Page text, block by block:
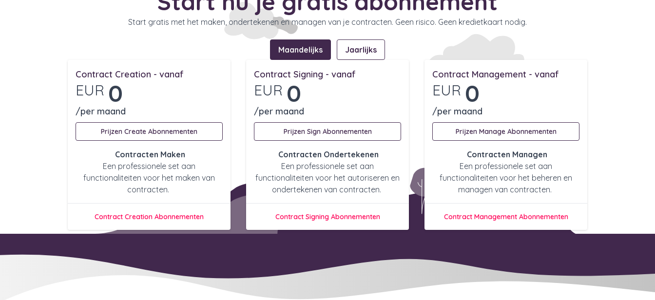
Start gratis met het maken, ondertekenen en managen van je contracten. Geen risico. Geen kredietkaart nodig.
Maandelijks Jaarlijks
Contract Creation - vanaf
EUR 0
/per maand
Prijzen Create Abonnementen
Contracten Maken
Een professionele set aan
functionaliteiten voor het maken van
contracten.
Contract Creation Abonnementen
Contract Signing - vanaf
EUR 0
/per maand
Prijzen Sign Abonnementen
Contracten Ondertekenen
Een professionele set aan
functionaliteiten voor het autoriseren en
ondertekenen van contracten.
Contract Signing Abonnementen
Contract Management - vanaf
EUR 0
/per maand
Prijzen Manage Abonnementen
Contracten Managen
Een professionele set aan
functionaliteiten voor het beheren en
managen van contracten.
Contract Management Abonnementen